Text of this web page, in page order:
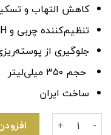
کاهش التهاب و
تنظیم‌کننده چربی و pH پوست سر
جلوگیری از
حجم ۳۵۰ میلی‌لیتر
ساخت ایران
شامپو ضد شوره و ضد